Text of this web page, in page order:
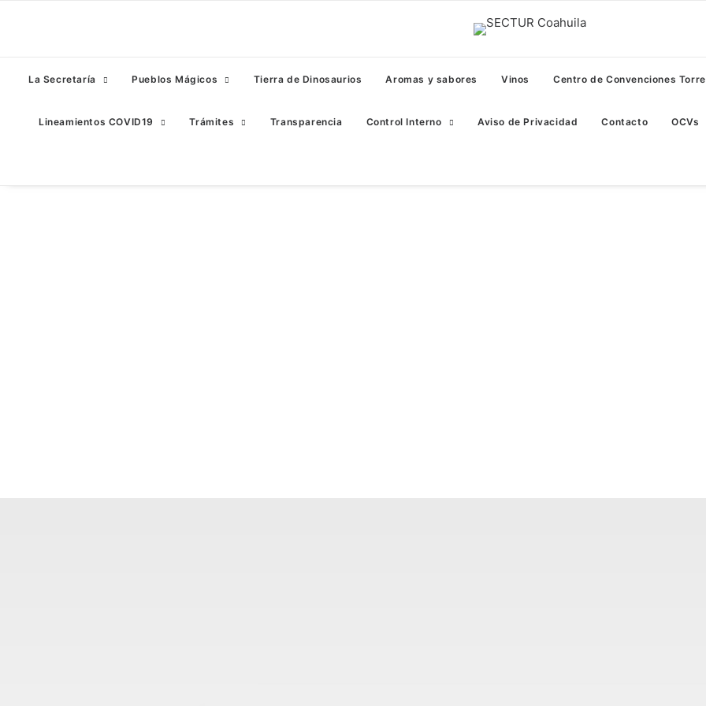
La Secretaría Pueblos Mágicos Tierra de Dinosaurios Aromas y sabores Vinos Centro de Convenciones
Lineamientos COVID19 Trámites Transparencia Control Interno Aviso de Privacidad Contacto OCVs